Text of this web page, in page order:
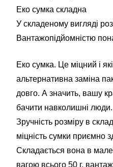
Еко сумка складна
У складеному вигляді
Вантажопідйомністю
Еко сумка. Це міцний і
альтернативна заміна
довго. А значить, вашу
бачити навколишні люди.
Зручність розміру в
міцність сумки приємно
Складається вона в
вагою всього 50 г,